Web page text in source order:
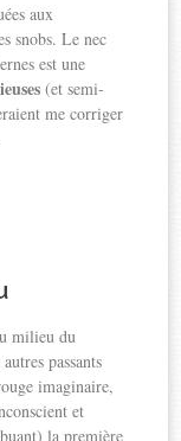
aux
snobs. Le nec
est une
(et semi-
me corriger
milieu du
passants
imaginaire,
et
la première